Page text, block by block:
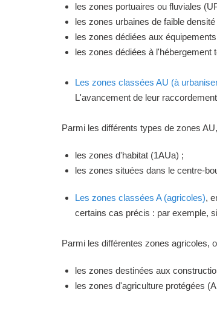
les zones portuaires ou fluviales
les zones urbaines de faible
les zones dédiées aux
les zones dédiées à
Les zones classées AU (à
L'avancement de leur
Parmi les différents types de zones
les zones d'habitat (1AUa) ;
les zones situées dans le centre-
Les zones classées A (agricoles),
certains cas précis : par exemple,
Parmi les différentes zones agricoles,
les zones destinées aux
les zones d'agriculture protégées